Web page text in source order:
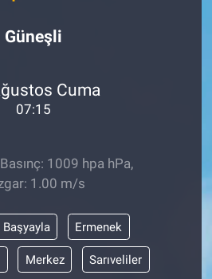
Güneşli
Cuma
07:15
1009 hpa hPa,
1.00 m/s
Başyayla Ermenek
Merkez Sarıveliler